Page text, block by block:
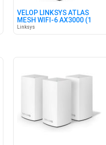
VELOP LINKSYS ATLAS
MESH WIFI-6 AX3000 (1
PACK)
Linksys